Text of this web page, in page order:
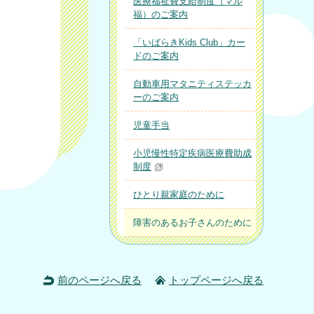
福）のご案内
「いばらきKids Club」カー
ドのご案内
自動車用マタニティステッカ
ーのご案内
児童手当
小児慢性特定疾病医療費助成
制度
ひとり親家庭のために
障害のあるお子さんのために
前のページへ戻る トップページへ戻る